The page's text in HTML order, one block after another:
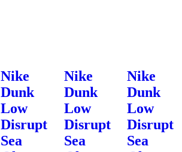
Nike
Dunk
Low
Disrupt
Sea
Nike
Dunk
Low
Disrupt
Sea
Nike
Dunk
Low
Disrupt
Sea